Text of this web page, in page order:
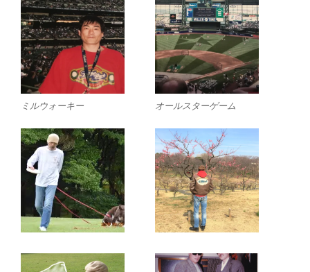
ミルウォーキー オールスターゲーム